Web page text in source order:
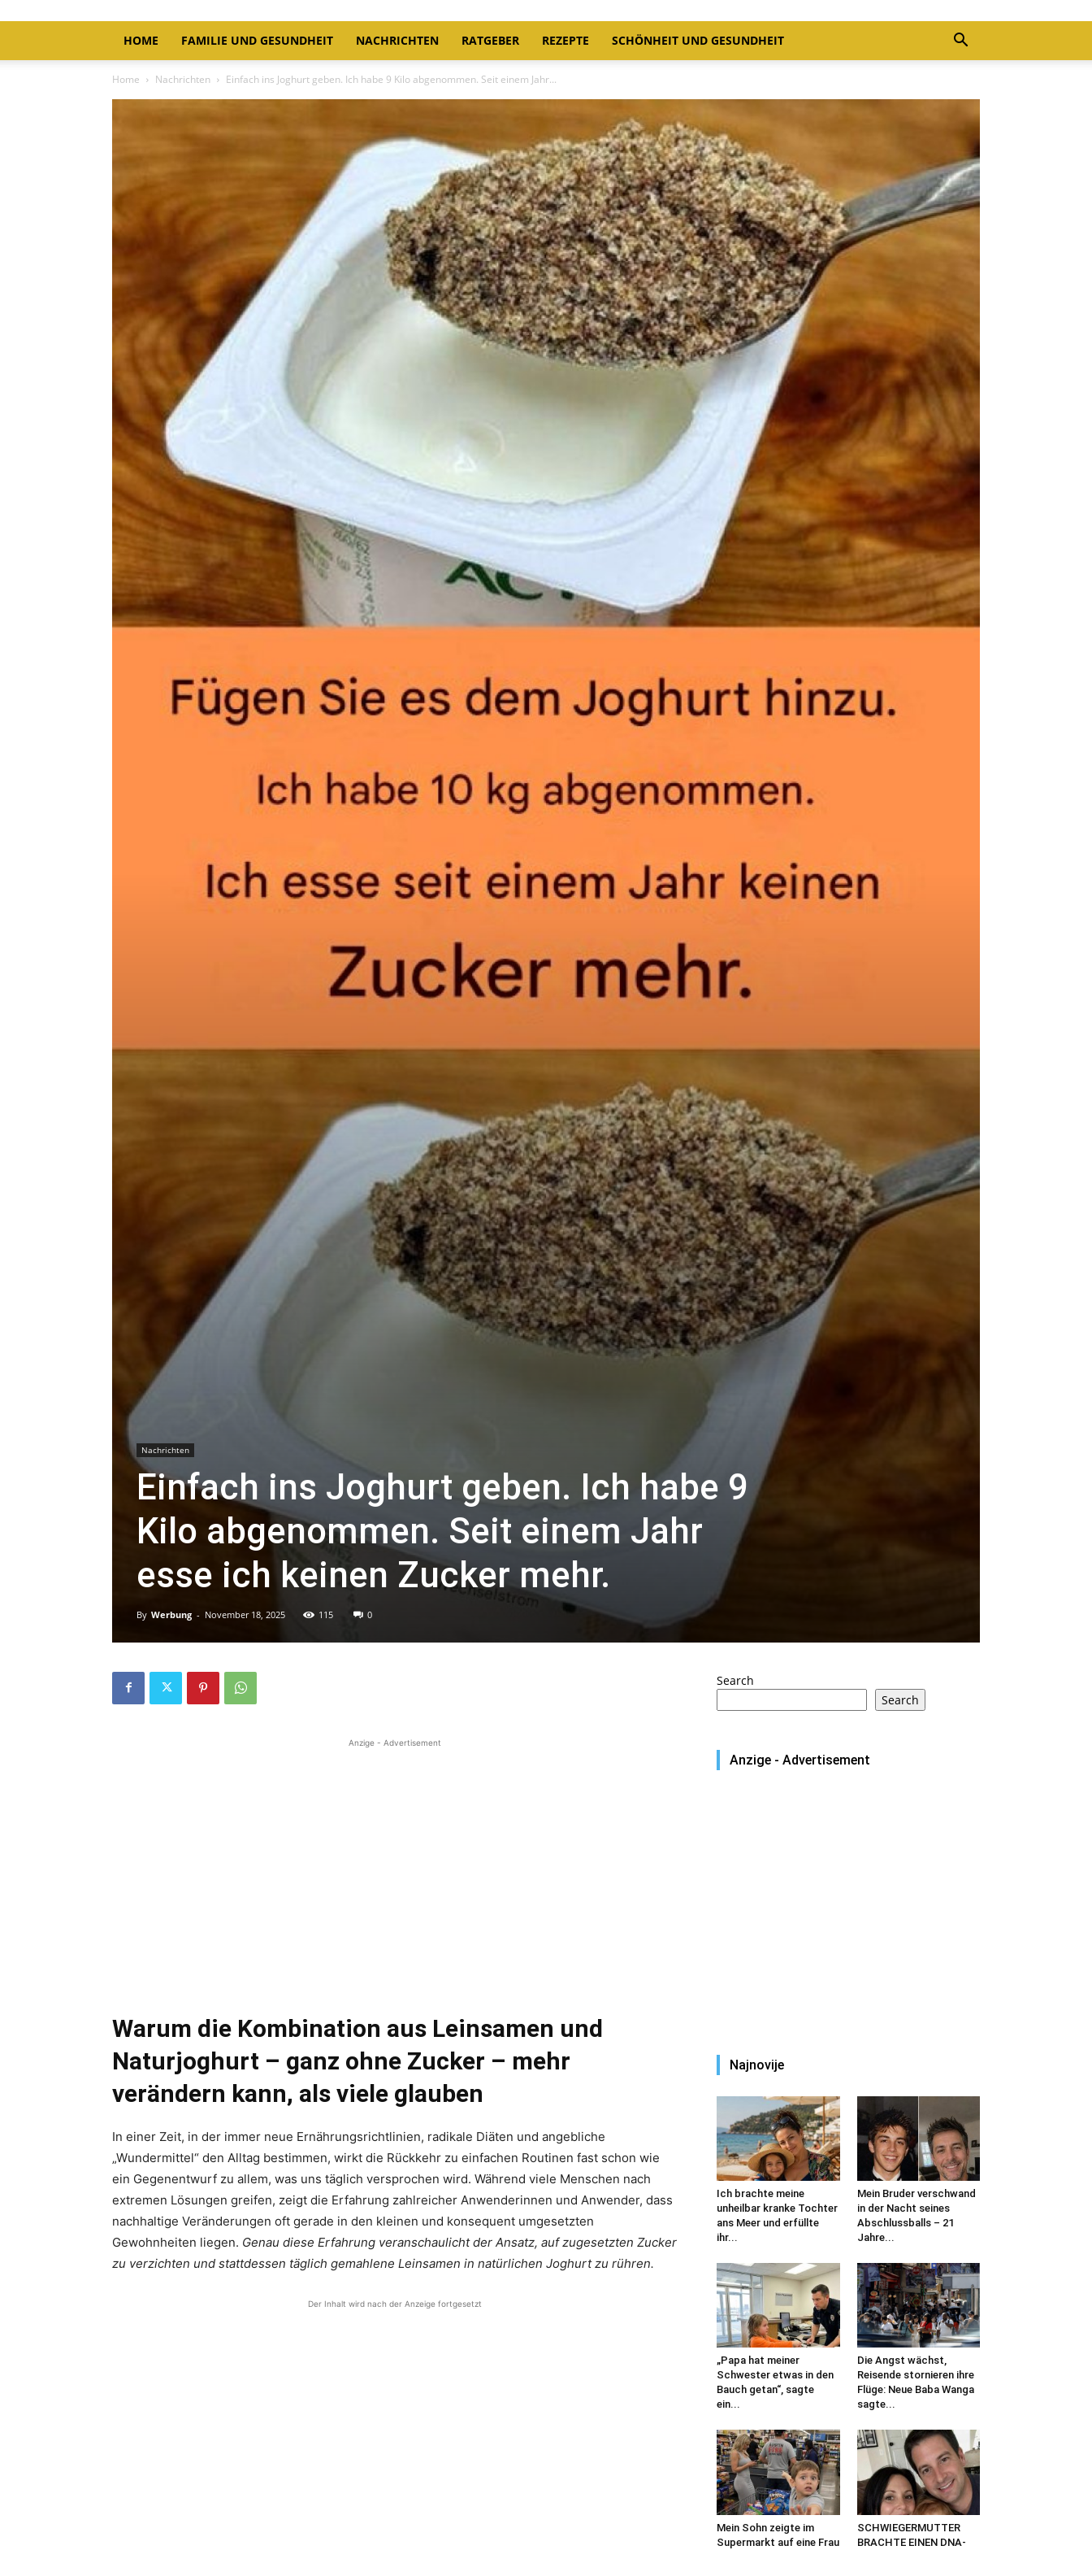
HOME FAMILIE UND GESUNDHEIT NACHRICHTEN RATGEBER REZEPTE SCHÖNHEIT UND GESUNDHEIT
Home Nachrichten Einfach ins Joghurt geben. Ich habe 9 Kilo abgenommen. Seit einem Jahr...
Nachrichten
Einfach ins Joghurt geben. Ich habe 9
Kilo abgenommen. Seit einem Jahr
esse ich keinen Zucker mehr.
By Werbung - November 18, 2025 115 0
Anzige - Advertisement
Warum die Kombination aus Leinsamen und
Naturjoghurt – ganz ohne Zucker – mehr
verändern kann, als viele glauben
In einer Zeit, in der immer neue Ernährungsrichtlinien, radikale Diäten und angebliche
„Wundermittel“ den Alltag bestimmen, wirkt die Rückkehr zu einfachen Routinen fast schon wie
ein Gegenentwurf zu allem, was uns täglich versprochen wird. Während viele Menschen nach
extremen Lösungen greifen, zeigt die Erfahrung zahlreicher Anwenderinnen und Anwender, dass
nachhaltige Veränderungen oft gerade in den kleinen und konsequent umgesetzten
Gewohnheiten liegen. Genau diese Erfahrung veranschaulicht der Ansatz, auf zugesetzten Zucker
zu verzichten und stattdessen täglich gemahlene Leinsamen in natürlichen Joghurt zu rühren.
Der Inhalt wird nach der Anzeige fortgesetzt
Search
Search
Anzige - Advertisement
Najnovije
Ich brachte meine
unheilbar kranke Tochter
ans Meer und erfüllte
ihr...
Mein Bruder verschwand
in der Nacht seines
Abschlussballs – 21
Jahre...
„Papa hat meiner
Schwester etwas in den
Bauch getan“, sagte
ein...
Die Angst wächst,
Reisende stornieren ihre
Flüge: Neue Baba Wanga
sagte...
Mein Sohn zeigte im
Supermarkt auf eine Frau
SCHWIEGERMUTTER
BRACHTE EINEN DNA-